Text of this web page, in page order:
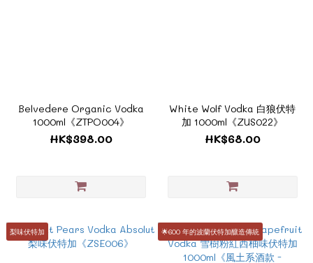
Belvedere Organic Vodka
1000ml《ZTPO004》
HK$398.00
White Wolf Vodka 白狼伏特
加 1000ml《ZUS022》
HK$68.00
梨味伏特加 🌟600 年的波蘭伏特加釀造傳統